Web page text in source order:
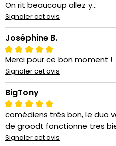
On rit beaucoup allez y...
Signaler cet avis
Joséphine B.
Merci pour ce bon moment !
Signaler cet avis
BigTony
comédiens très bon, le duo
de groodt fonctionne tres
Signaler cet avis